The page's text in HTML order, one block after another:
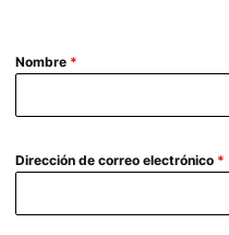
Nombre *
Dirección de correo electrónico *